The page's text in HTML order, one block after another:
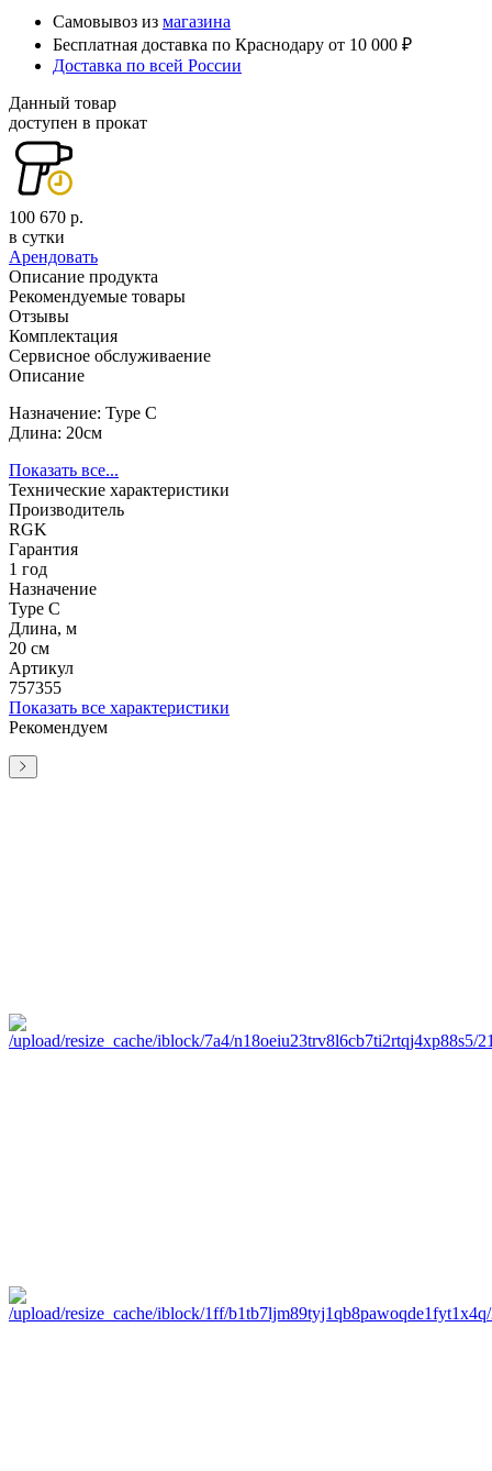
Самовывоз из магазина
Бесплатная доставка по Краснодару от 10 000 ₽
Доставка по всей России
Данный товар
доступен в прокат
100 670 р.
в сутки
Арендовать
Описание продукта
Рекомендуемые товары
Отзывы
Комплектация
Сервисное обслуживаение
Описание
Назначение: Type C
Длина: 20см
Показать все...
Технические характеристики
Производитель
RGK
Гарантия
1 год
Назначение
Type C
Длина, м
20 см
Артикул
757355
Показать все характеристики
Рекомендуем